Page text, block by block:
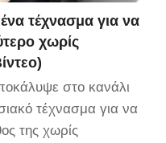
τέχνασμα για να
χωρίς
στο κανάλι
τέχνασμα για να
της χωρίς